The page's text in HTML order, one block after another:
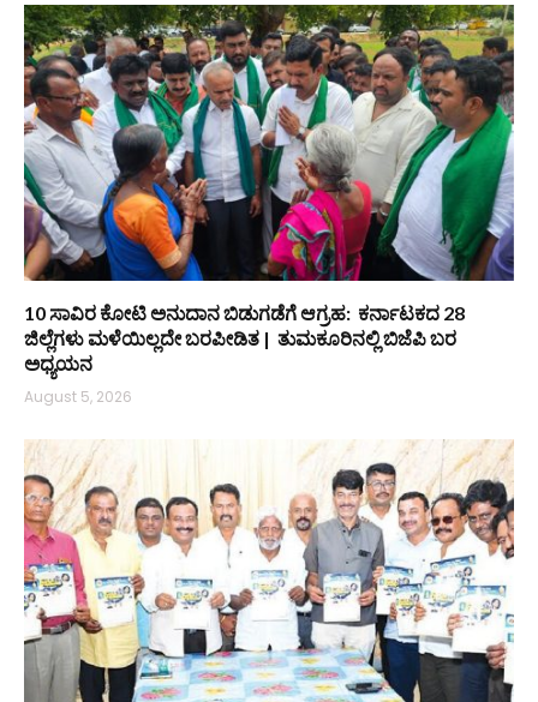
10 ಸಾವಿರ ಕೋಟಿ ಅನುದಾನ ಬಿಡುಗಡೆಗೆ ಆಗ್ರಹ: ಕರ್ನಾಟಕದ 28
ಜಿಲ್ಲೆಗಳು ಮಳೆಯಿಲ್ಲದೇ ಬರಪೀಡಿತ | ತುಮಕೂರಿನಲ್ಲಿ ಬಿಜೆಪಿ ಬರ
ಅಧ್ಯಯನ
August 5, 2026